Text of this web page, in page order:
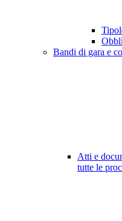
Bandi di gara e
Atti e
tutte le